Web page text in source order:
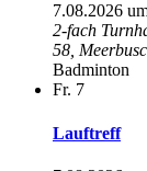
7.08.2026
2-fach
58,
Badminton
Fr. 7
Lauftreff